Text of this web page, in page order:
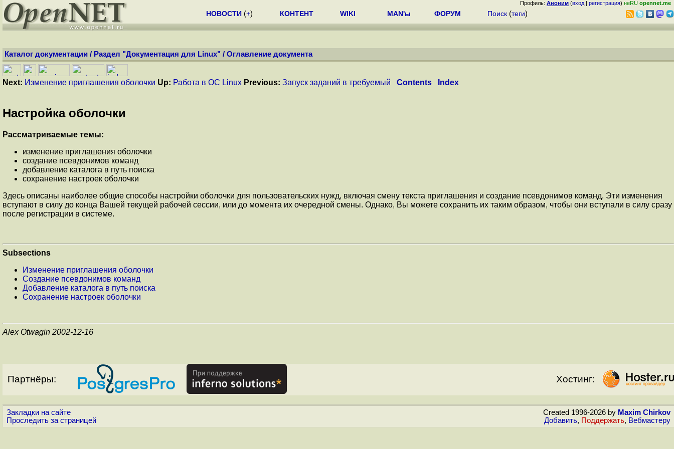
Профиль: Аноним (вход | регистрация) неRU opennet.me
НОВОСТИ (+) КОНТЕНТ WIKI MAN'ы ФОРУМ Поиск (теги)
Каталог документации / Раздел "Документация для Linux" / Оглавление документа
Next: Изменение приглашения оболочки Up: Работа в ОС Linux Previous: Запуск заданий в требуемый Contents Index
Настройка оболочки
Рассматриваемые темы:
изменение приглашения оболочки
создание псевдонимов команд
добавление каталога в путь поиска
сохранение настроек оболочки
Здесь описаны наиболее общие способы настройки оболочки для пользовательских нужд, включая смену текста приглашения и создание псевдонимов команд. Эти изменения
вступают в силу до конца Вашей текущей рабочей сессии, или до момента их очередной смены. Однако, Вы можете сохранить их таким образом, чтобы они вступали в силу сразу
после регистрации в системе.
Subsections
Изменение приглашения оболочки
Создание псевдонимов команд
Добавление каталога в путь поиска
Сохранение настроек оболочки
Alex Otwagin 2002-12-16
Партнёры: Хостинг:
Закладки на сайте
Проследить за страницей
Created 1996-2026 by Maxim Chirkov
Добавить, Поддержать, Вебмастеру